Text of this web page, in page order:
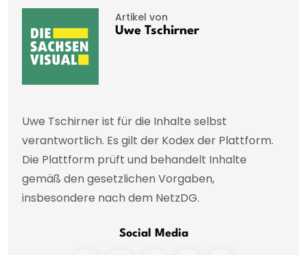
Artikel von
Uwe Tschirner
Uwe Tschirner ist für die Inhalte selbst
verantwortlich. Es gilt der Kodex der Plattform.
Die Plattform prüft und behandelt Inhalte
gemäß den gesetzlichen Vorgaben,
insbesondere nach dem NetzDG.
Social Media